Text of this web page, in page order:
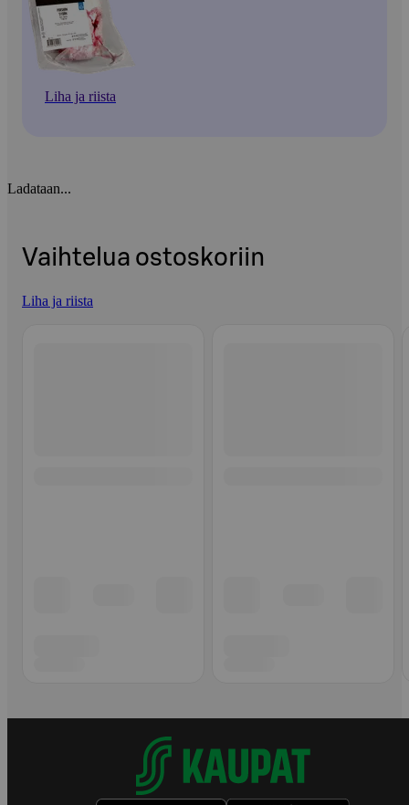
Liha ja riista
Ladataan...
Vaihtelua ostoskoriin
Liha ja riista